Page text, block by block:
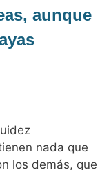
aunque
nada que
los demás, que